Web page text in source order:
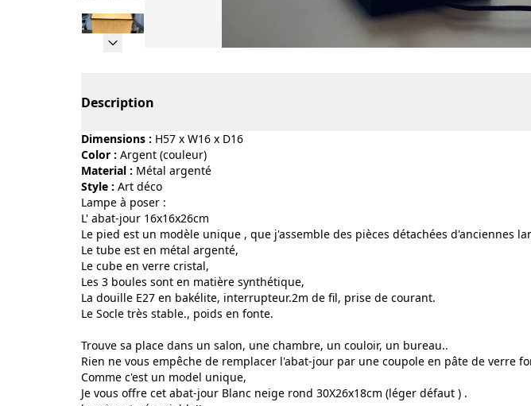
Description
Dimensions : H57 x W16 x D16
Color :
argent (couleur)
Material :
métal argenté
Style :
art déco
Lampe à poser :
L' abat-jour 16x16x26cm
Le pied est un modèle unique , que j'assemble des pièces détachées d'anciennes
Le tube est en métal argenté,
Le cube en verre cristal,
Les 3 boules sont en matière synthétique,
La douille E27 en bakélite, interrupteur.2m de fil, prise de courant.
Le Socle très stable., poids en fonte.
Trouve sa place dans un salon, une chambre, un couloir, un bureau..
Rien ne vous empêche de remplacer l'abat-jour par une coupole en pâte de verre
Comme c'est un model unique,
Je vous offre cet abat-jour Blanc neige rond 30X26x18cm (léger défaut ) .